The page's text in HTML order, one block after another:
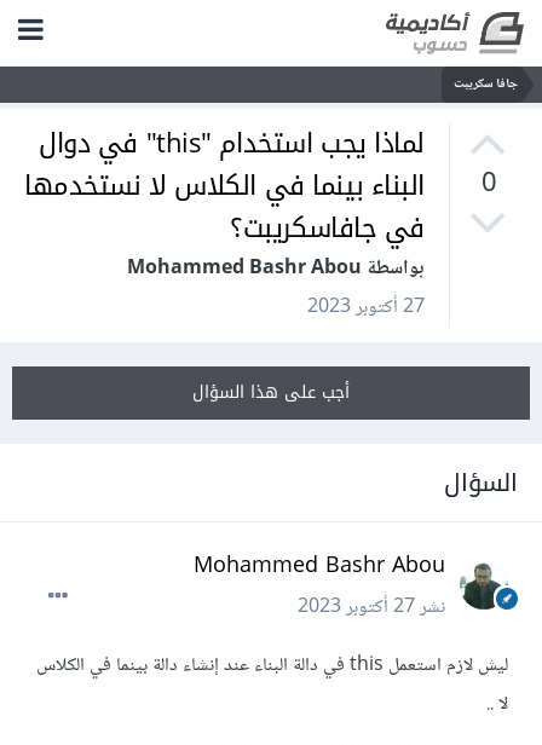
جافا سكريبت
0
لماذا يجب استخدام "this" في دوال
البناء بينما في الكلاس لا نستخدمها
في جافاسكريبت؟
بواسطة Mohammed Bashr Abou
27 أكتوبر 2023
أجب على هذا السؤال
السؤال
Mohammed Bashr Abou
نشر27 أكتوبر 2023
ليش لازم استعمل this في دالة البناء عند إنشاء دالة بينما في الكلاس
لا ..